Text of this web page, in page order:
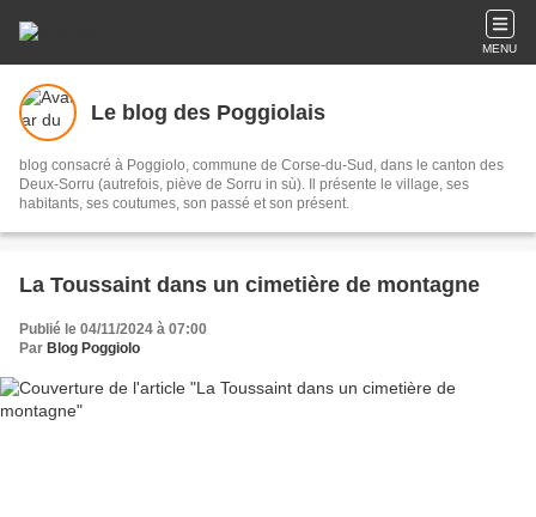
MENU
Le blog des Poggiolais
blog consacré à Poggiolo, commune de Corse-du-Sud, dans le canton des
Deux-Sorru (autrefois, piève de Sorru in sù). Il présente le village, ses
habitants, ses coutumes, son passé et son présent.
La Toussaint dans un cimetière de montagne
Publié le 04/11/2024 à 07:00
Par Blog Poggiolo